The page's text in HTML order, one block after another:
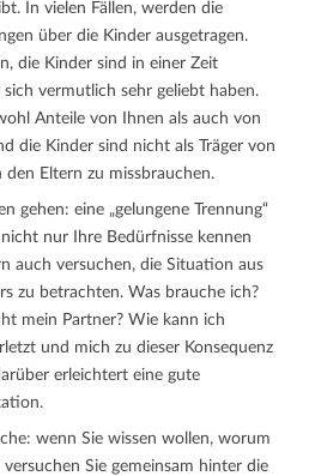
In vielen Fällen, werden die
über die Kinder ausgetragen.
die Kinder sind in einer Zeit
vermutlich sehr geliebt haben.
Anteile von Ihnen als auch von
die Kinder sind nicht als Träger von
den Eltern zu missbrauchen.
gehen: eine „gelungene Trennung“
nur Ihre Bedürfnisse kennen
auch versuchen, die Situation aus
zu betrachten. Was brauche ich?
mein Partner? Wie kann ich
und mich zu dieser Konsequenz
erleichtert eine gute
wenn Sie wissen wollen, worum
Sie gemeinsam hinter die